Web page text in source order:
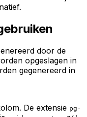
door de
opgeslagen in
gegenereerd in
De extensie pg-